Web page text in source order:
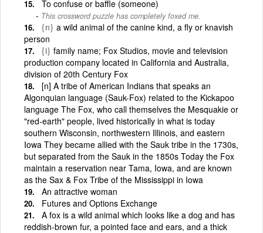
To confuse or baffle (someone)
This crossword puzzle has completely foxed me.
{n} a wild animal of the canine kind, a fly or knavish
person
{i} family name; Fox Studios, movie and television
production company located in California and Australia,
division of 20th Century Fox
[n] A tribe of American Indians that speaks an
Algonquian language (Sauk-Fox) related to the Kickapoo
language The Fox, who call themselves the Mesquakie or
"red-earth" people, lived historically in what is today
southern Wisconsin, northwestern Illinois, and eastern
Iowa They became allied with the Sauk tribe in the 1730s,
but separated from the Sauk in the 1850s Today the Fox
maintain a reservation near Tama, Iowa, and are known
as the Sax & Fox Tribe of the Mississippi in Iowa
An attractive woman
Futures and Options Exchange
A fox is a wild animal which looks like a dog and has
reddish-brown fur, a pointed face and ears, and a thick